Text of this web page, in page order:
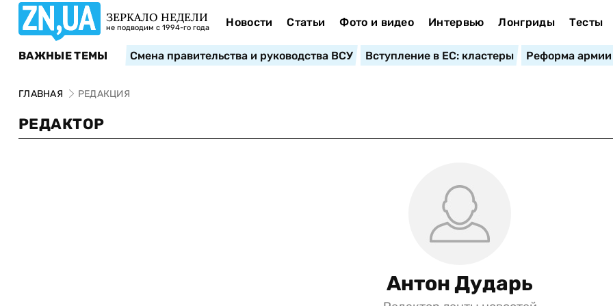
ЗЕРКАЛО НЕДЕЛИ
не подводим с 1994-го года Новости Статьи Фото и видео Интервью Лонгриды Тесты
ВАЖНЫЕ ТЕМЫ Смена правительства и руководства ВСУ Вступление в ЕС: кластеры Реформа армии
ГЛАВНАЯ РЕДАКЦИЯ
РЕДАКТОР
Антон Дударь